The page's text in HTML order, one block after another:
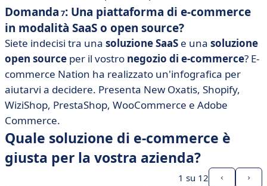
Domanda 7: Una piattaforma di e-commerce
in modalità SaaS o open source?
Siete indecisi tra una soluzione SaaS e una soluzione
open source per il vostro negozio di e-commerce? E-
commerce Nation ha realizzato un'infografica per
aiutarvi a decidere. Presenta New Oxatis, Shopify,
WiziShop, PrestaShop, WooCommerce e Adobe
Commerce.
Quale soluzione di e-commerce è
giusta per la vostra azienda?
1 su 12